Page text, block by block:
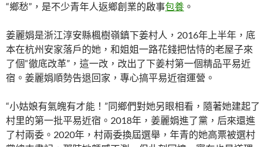
“鄉愁”，是不少青年人返鄉創業的啟事包養 。
姜麗娟是浙江淳安縣楓樹嶺鎮下姜村人，2016年上半年，底
本在杭州安家落戶的她，和姐姐一路花錢把怙恃的老屋子來
了個“徹底改革”，這一改，改出了下姜村第一個精品平易近
宿。姜麗娟順勢告退回家，專心搞平易近宿運營。
“小姑娘有氣魄有才能！”同鄉們對她另眼相看，隨著她建起了
村里的第一批平易近宿。2018年，姜麗娟進了黨，后來還進
了村兩委。2020年，村兩委換屆選舉，年青的她高票被選村